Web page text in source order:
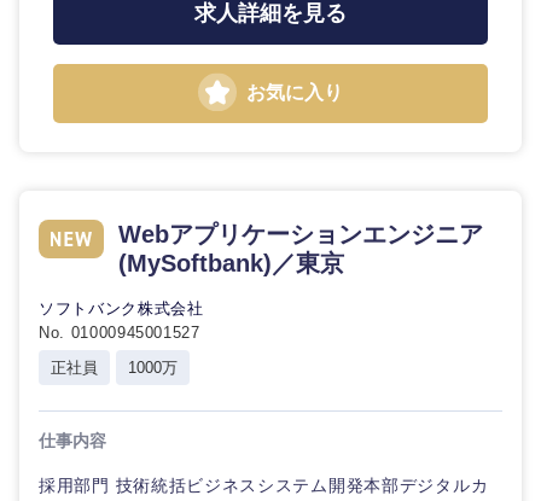
求人詳細を見る
お気に入り
Webアプリケーションエンジニア
(MySoftbank)／東京
ソフトバンク株式会社
No. 01000945001527
正社員
1000万
仕事内容
採用部門 技術統括ビジネスシステム開発本部デジタルカ